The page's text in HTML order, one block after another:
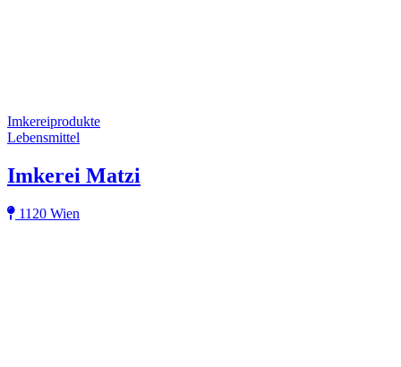
Imkereiprodukte
Lebensmittel
Imkerei Matzi
1120 Wien